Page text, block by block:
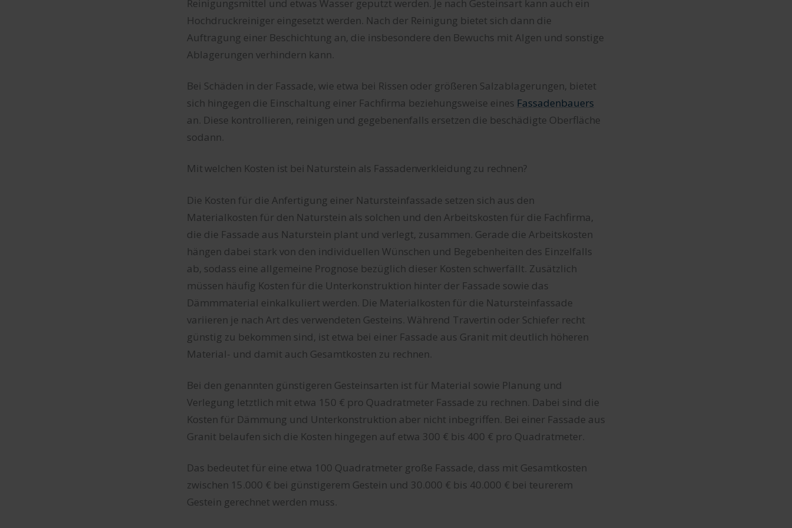
Reinigungsmittel und etwas Wasser geputzt werden. Je nach Gesteinsart kann auch ein
Hochdruckreiniger eingesetzt werden. Nach der Reinigung bietet sich dann die
Auftragung einer Beschichtung an, die insbesondere den Bewuchs mit Algen und sonstige
Ablagerungen verhindern kann.
Bei Schäden in der Fassade, wie etwa bei Rissen oder größeren Salzablagerungen, bietet
sich hingegen die Einschaltung einer Fachfirma beziehungsweise eines Fassadenbauers
an. Diese kontrollieren, reinigen und gegebenenfalls ersetzen die beschädigte Oberfläche
sodann.
Mit welchen Kosten ist bei Naturstein als Fassadenverkleidung zu rechnen?
Die Kosten für die Anfertigung einer Natursteinfassade setzen sich aus den
Materialkosten für den Naturstein als solchen und den Arbeitskosten für die Fachfirma,
die die Fassade aus Naturstein plant und verlegt, zusammen. Gerade die Arbeitskosten
hängen dabei stark von den individuellen Wünschen und Begebenheiten des Einzelfalls
ab, sodass eine allgemeine Prognose bezüglich dieser Kosten schwerfällt. Zusätzlich
müssen häufig Kosten für die Unterkonstruktion hinter der Fassade sowie das
Dämmmaterial einkalkuliert werden. Die Materialkosten für die Natursteinfassade
variieren je nach Art des verwendeten Gesteins. Während Travertin oder Schiefer recht
günstig zu bekommen sind, ist etwa bei einer Fassade aus Granit mit deutlich höheren
Material- und damit auch Gesamtkosten zu rechnen.
Bei den genannten günstigeren Gesteinsarten ist für Material sowie Planung und
Verlegung letztlich mit etwa 150 € pro Quadratmeter Fassade zu rechnen. Dabei sind die
Kosten für Dämmung und Unterkonstruktion aber nicht inbegriffen. Bei einer Fassade aus
Granit belaufen sich die Kosten hingegen auf etwa 300 € bis 400 € pro Quadratmeter.
Das bedeutet für eine etwa 100 Quadratmeter große Fassade, dass mit Gesamtkosten
zwischen 15.000 € bei günstigerem Gestein und 30.000 € bis 40.000 € bei teurerem
Gestein gerechnet werden muss.